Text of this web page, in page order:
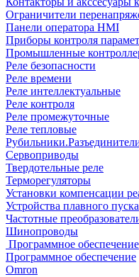
Ограничители
Панели оператора HMI
Приборы контроля
Промышленные
Реле безопасности
Реле времени
Реле интеллектуальные
Реле контроля
Реле промежуточные
Реле тепловые
Сервоприводы
Твердотельные реле
Терморегуляторы
Установки компенсации
Устройства плавного пуска
Частотные
Шинопроводы
Программное обеспечение
Программное обеспечение
Omron